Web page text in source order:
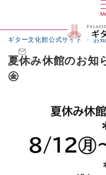
CONTACT
ギター文化館公式サイト お
夏休み休館のお
㊎